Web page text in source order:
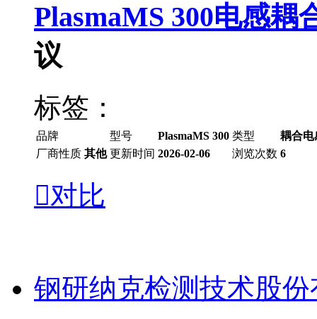
PlasmaMS 300电感耦
议
标签：
品牌 型号 PlasmaMS 300 类型
耦合电
厂商性质 其他 更新时间 2026-02-06 浏览次数 6
对比
钢研纳克检测技术股